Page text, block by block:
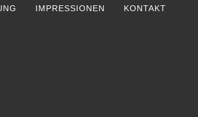
IMPRESSIONEN KONTAKT